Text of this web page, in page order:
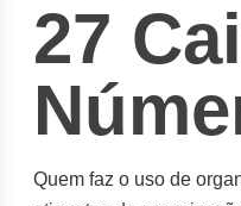
27
Quem faz o uso de